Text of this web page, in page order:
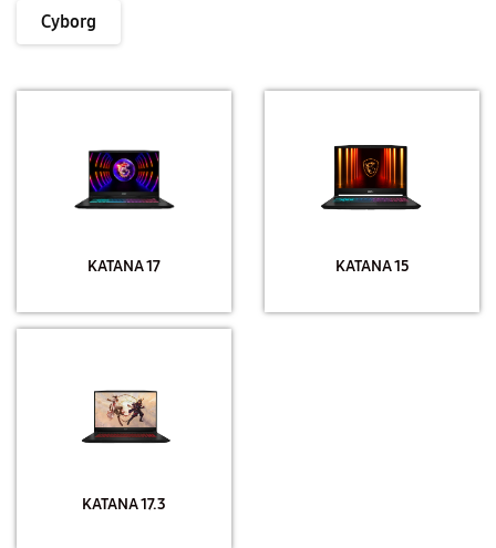
Cyborg
KATANA 17 KATANA 15
KATANA 17.3